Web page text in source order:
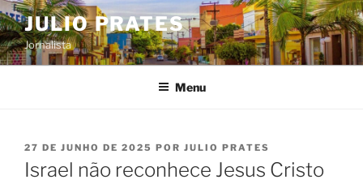
Pular
para
o
conteúdo
JULIO PRATES
Jornalista
Menu
PUBLICADO
EM
27 DE JUNHO DE 2025 POR JULIO PRATES
Israel não reconhece Jesus Cristo